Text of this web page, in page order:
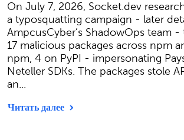
On July 7, 2026, Socket.dev
a typosquatting campaign - later
AmpcusCyber’s ShadowOps team
17 malicious packages across npm
npm, 4 on PyPI - impersonating
Neteller SDKs. The packages stole
an...
Читать далее